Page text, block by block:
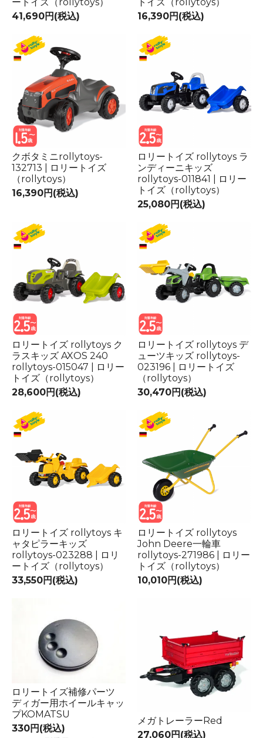
41,690円(税込)
16,390円(税込)
クボタミニrollytoys-
132713 | ロリートイズ
（rollytoys）
16,390円(税込)
ロリートイズ rollytoys ラ
ンディーニキッズ
rollytoys-011841 | ロリー
トイズ（rollytoys）
25,080円(税込)
ロリートイズ rollytoys ク
ラスキッズ AXOS 240
rollytoys-015047 | ロリー
トイズ（rollytoys）
28,600円(税込)
ロリートイズ rollytoys デ
ューツキッズ rollytoys-
023196 | ロリートイズ
（rollytoys）
30,470円(税込)
ロリートイズ rollytoys キ
ャタピラーキッズ
rollytoys-023288 | ロリ
ートイズ（rollytoys）
33,550円(税込)
ロリートイズ rollytoys
John Deere一輪車
rollytoys-271986 | ロリー
トイズ（rollytoys）
10,010円(税込)
ロリートイズ補修パーツ
ディガー用ホイールキャッ
プKOMATSU
330円(税込)
メガトレーラーRed
27,060円(税込)